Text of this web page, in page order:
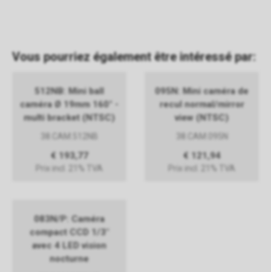
Vous pourriez également être intéressé par:
512NB: Mini ball
caméra Ø 19mm 160° -
multi bracket (NTSC)
38.CAM.512NB
€ 193,77
Prix incl. 21% TVA
095N: Mini caméra de
recul normal/mirror
view (NTSC)
38.CAM.095N
€ 121,94
Prix incl. 21% TVA
083N/P: Caméra
compact CCD 1/3"
avec 4 LED vision
nocturne